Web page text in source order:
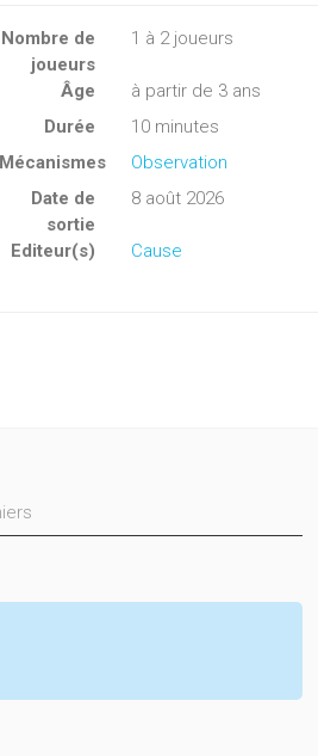
Nombre de
joueurs
1 à 2joueurs
Âge
à partir de 3 ans
Durée
10 minutes
Mécanismes
Observation
Date de
sortie
8 août 2026
Editeur(s) Cause